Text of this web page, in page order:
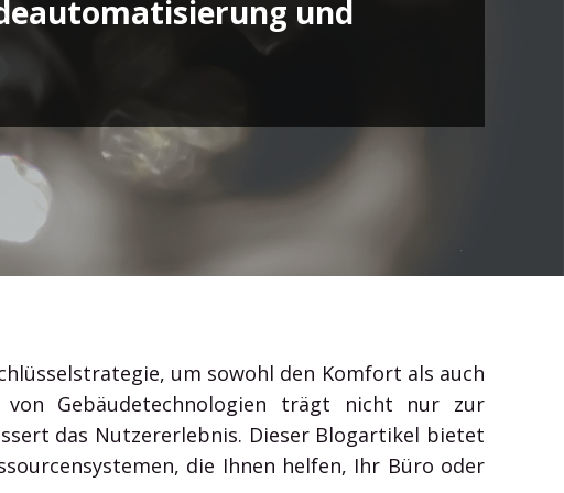
Outlook, Word, Excel und Teams und gewinnen Sie
und
um sowohl den Komfort als auch
Gebäudetechnologien trägt nicht nur zur
das Nutzererlebnis. Dieser Blogartikel bietet
die Ihnen helfen, Ihr Büro oder